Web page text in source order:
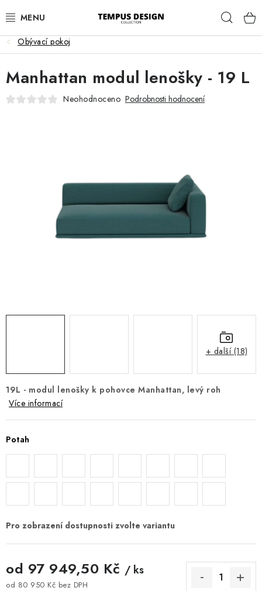
na
OBÝVACÍ POKOJ
KUCHYNĚ A JÍDELNA
Obývací pokoj
19L - modul lenošky k pohovce Manhattan, levý roh
Více informací
Potah
od 97 949,50 Kč / ks
od 80 950 Kč bez DPH
Manhattan modul lenošky - 19 L
Neohodnoceno Podrobnosti hodnocení
+ další (18)